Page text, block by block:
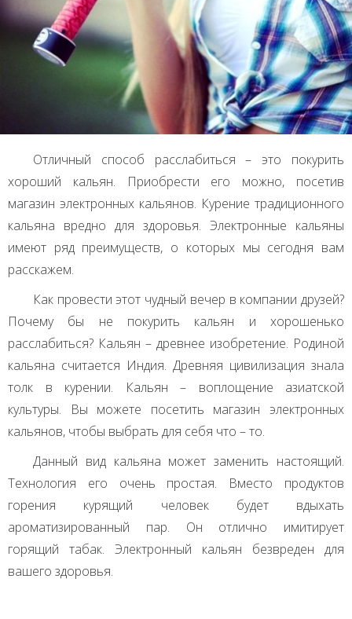
Отличный способ расслабиться – это покурить
хороший кальян. Приобрести его можно, посетив
магазин электронных кальянов. Курение традиционного
кальяна вредно для здоровья. Электронные кальяны
имеют ряд преимуществ, о которых мы сегодня вам
расскажем.
Как провести этот чудный вечер в компании друзей?
Почему бы не покурить кальян и хорошенько
расслабиться? Кальян – древнее изобретение. Родиной
кальяна считается Индия. Древняя цивилизация знала
толк в курении. Кальян – воплощение азиатской
культуры. Вы можете посетить магазин электронных
кальянов, чтобы выбрать для себя что – то.
Данный вид кальяна может заменить настоящий.
Технология его очень простая. Вместо продуктов
горения курящий человек будет вдыхать
ароматизированный пар. Он отлично имитирует
горящий табак. Электронный кальян безвреден для
вашего здоровья.